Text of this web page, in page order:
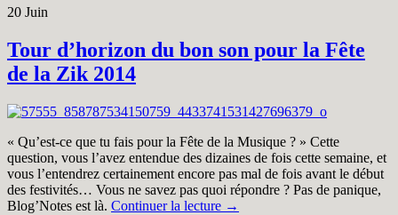
20 Juin
Tour d’horizon du bon son pour la Fête
de la Zik 2014
« Qu’est-ce que tu fais pour la Fête de la Musique ? » Cette
question, vous l’avez entendue des dizaines de fois cette semaine, et
vous l’entendrez certainement encore pas mal de fois avant le début
des festivités… Vous ne savez pas quoi répondre ? Pas de panique,
Blog’Notes est là. Continuer la lecture →